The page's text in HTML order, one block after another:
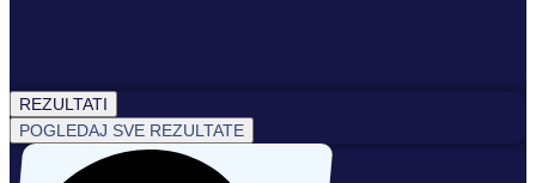
REZULTATI
POGLEDAJ SVE REZULTATE